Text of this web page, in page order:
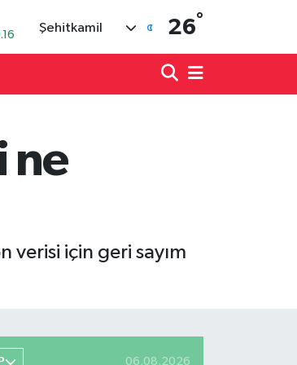
Şehitkamil 26°
ne
verisi için geri sayım
06.08.2026